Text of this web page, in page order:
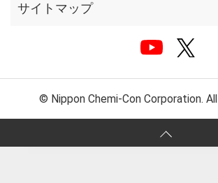
サイトマップ
© Nippon Chemi-Con Corporation.